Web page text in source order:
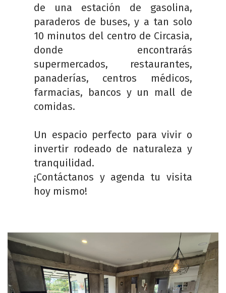
de una estación de gasolina,
paraderos de buses, y a tan solo
10 minutos del centro de Circasia,
donde encontrarás
supermercados, restaurantes,
panaderías, centros médicos,
farmacias, bancos y un mall de
comidas.
Un espacio perfecto para vivir o
invertir rodeado de naturaleza y
tranquilidad.
¡Contáctanos y agenda tu visita
hoy mismo!